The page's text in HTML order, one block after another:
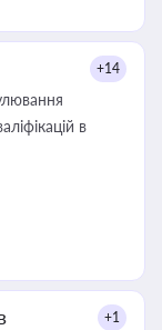
+14
в
+1